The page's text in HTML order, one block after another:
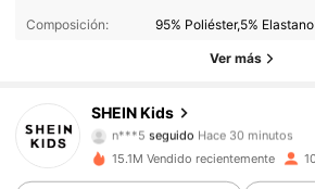
Composición:
95% Poliéster,5% Elastano
Ver más
SHEIN Kids
4.94 808K Seguidores
n***5 seguido
4.94
808K Seguidores
15.1M Vendido recientemente